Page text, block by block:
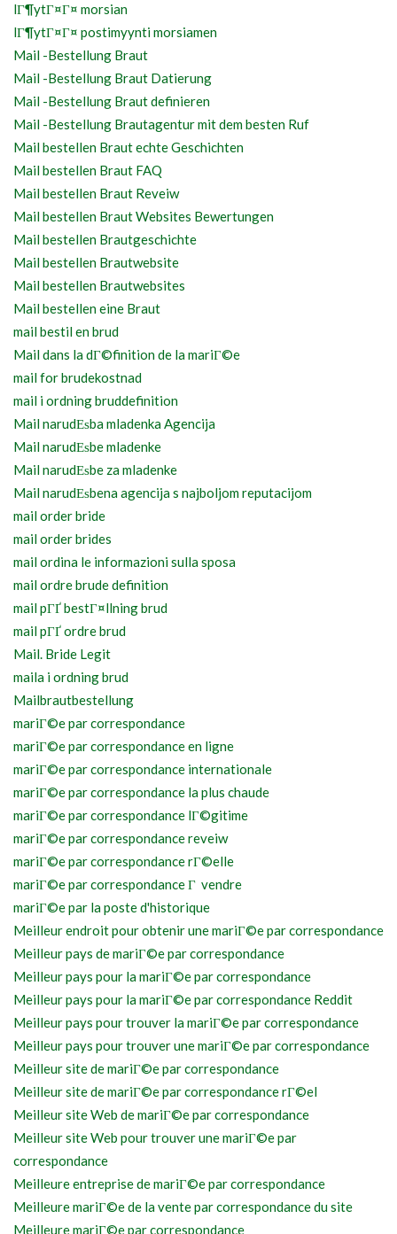
lГ¶ytГ¤Г¤ morsian
lГ¶ytГ¤Г¤ postimyynti morsiamen
Mail -Bestellung Braut
Mail -Bestellung Braut Datierung
Mail -Bestellung Braut definieren
Mail -Bestellung Brautagentur mit dem besten Ruf
Mail bestellen Braut echte Geschichten
Mail bestellen Braut FAQ
Mail bestellen Braut Reveiw
Mail bestellen Braut Websites Bewertungen
Mail bestellen Brautgeschichte
Mail bestellen Brautwebsite
Mail bestellen Brautwebsites
Mail bestellen eine Braut
mail bestil en brud
Mail dans la dГ©finition de la mariГ©e
mail for brudekostnad
mail i ordning bruddefinition
Mail narudЕѕba mladenka Agencija
Mail narudЕѕbe mladenke
Mail narudЕѕbe za mladenke
Mail narudЕѕbena agencija s najboljom reputacijom
mail order bride
mail order brides
mail ordina le informazioni sulla sposa
mail ordre brude definition
mail pГҐ bestГ¤llning brud
mail pГҐ ordre brud
Mail. Bride Legit
maila i ordning brud
Mailbrautbestellung
mariГ©e par correspondance
mariГ©e par correspondance en ligne
mariГ©e par correspondance internationale
mariГ©e par correspondance la plus chaude
mariГ©e par correspondance lГ©gitime
mariГ©e par correspondance reveiw
mariГ©e par correspondance rГ©elle
mariГ©e par correspondance Г vendre
mariГ©e par la poste d'historique
Meilleur endroit pour obtenir une mariГ©e par correspondance
Meilleur pays de mariГ©e par correspondance
Meilleur pays pour la mariГ©e par correspondance
Meilleur pays pour la mariГ©e par correspondance Reddit
Meilleur pays pour trouver la mariГ©e par correspondance
Meilleur pays pour trouver une mariГ©e par correspondance
Meilleur site de mariГ©e par correspondance
Meilleur site de mariГ©e par correspondance rГ©el
Meilleur site Web de mariГ©e par correspondance
Meilleur site Web pour trouver une mariГ©e par
correspondance
Meilleure entreprise de mariГ©e par correspondance
Meilleure mariГ©e de la vente par correspondance du site
Meilleure mariГ©e par correspondance